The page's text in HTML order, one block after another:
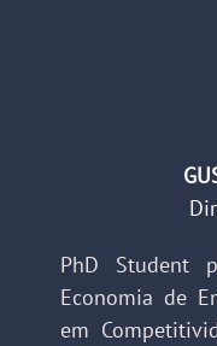
PhD Student
Economia de
em